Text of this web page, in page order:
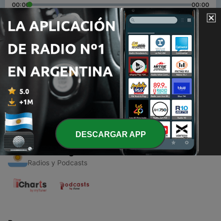
00:00 00:00
Episodios
1 - Las relaciones interpersonales en el ámbito familiar
en un marco de libertad, respeto y tolerancia.
15 dic. 2020
Radios Argentinas
Radios y Podcasts
DESCARGAR APP